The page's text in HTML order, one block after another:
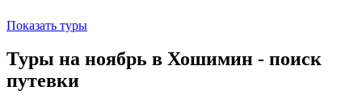
Показать туры
Туры на ноябрь в Хошимин - поиск
путевки